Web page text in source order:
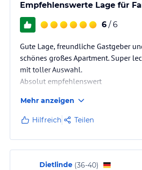
Empfehlenswerte Lage für
6 / 6
Gute Lage, freundliche Gastgeber
schönes großes Apartment. Super
mit toller Auswahl.
Absolut empfehlenswert
Mehr anzeigen
Hilfreich Teilen
Dietlinde (36-40)